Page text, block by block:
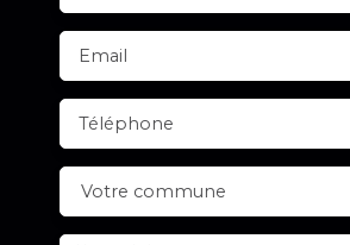
Email
Téléphone
Votre commune